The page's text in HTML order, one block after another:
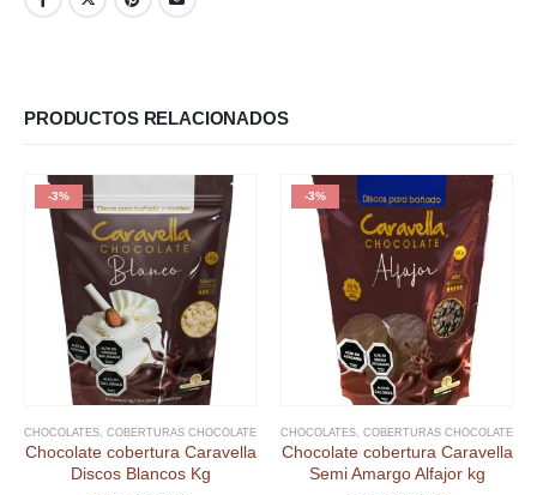
PRODUCTOS RELACIONADOS
-3%
CHOCOLATES COBERTURAS CHOCOLATE
Chocolate cobertura Caravella
Discos Blancos Kg
-3%
CHOCOLATES COBERTURAS CHOCOLATE
Chocolate cobertura Caravella
Semi Amargo Alfajor kg